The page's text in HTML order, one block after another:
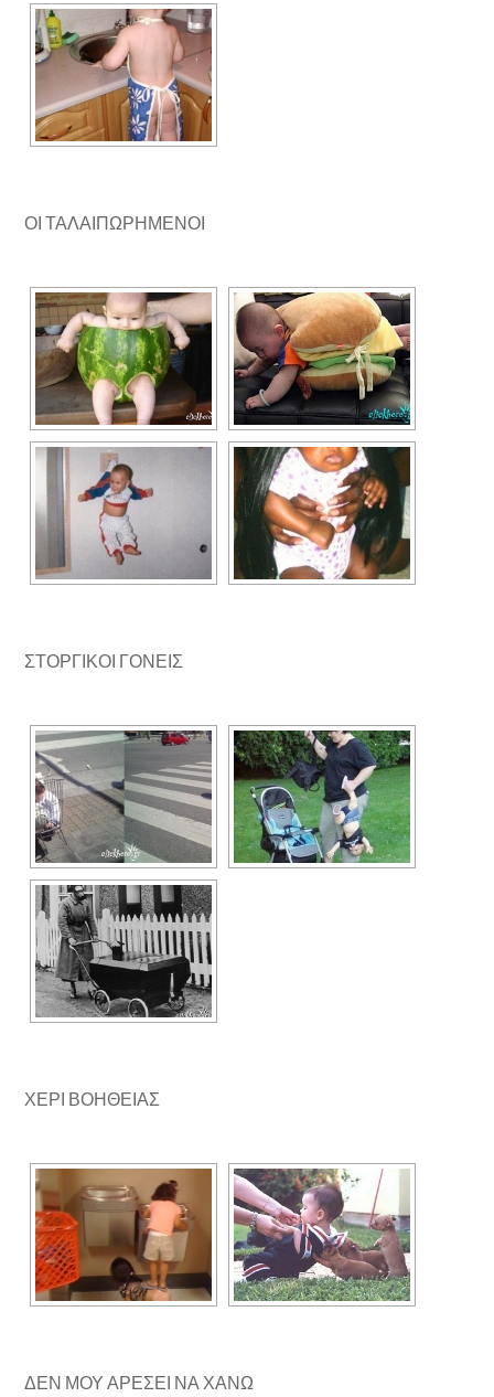
ΟΙ ΤΑΛΑΙΠΩΡΗΜΕΝΟΙ
ΣΤΟΡΓΙΚΟΙ ΓΟΝΕΙΣ
ΧΕΡΙ ΒΟΗΘΕΙΑΣ
ΔΕΝ ΜΟΥ ΑΡΕΣΕΙ ΝΑ ΧΑΝΩ